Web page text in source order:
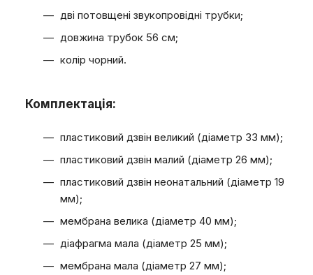
дві потовщені звукопровідні трубки;
довжина трубок 56 см;
колір чорний.
Комплектація:
пластиковий дзвін великий (діаметр 33 мм);
пластиковий дзвін малий (діаметр 26 мм);
пластиковий дзвін неонатальний (діаметр 19
мм);
мембрана велика (діаметр 40 мм);
діафрагма мала (діаметр 25 мм);
мембрана мала (діаметр 27 мм);